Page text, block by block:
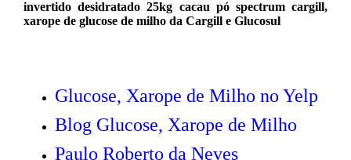
invertido desidratado 25kg cacau pó spectrum cargill,
xarope de glucose de milho da Cargill e Glucosul
Glucose, Xarope de Milho no Yelp
Blog Glucose, Xarope de Milho
Paulo Roberto da Neves